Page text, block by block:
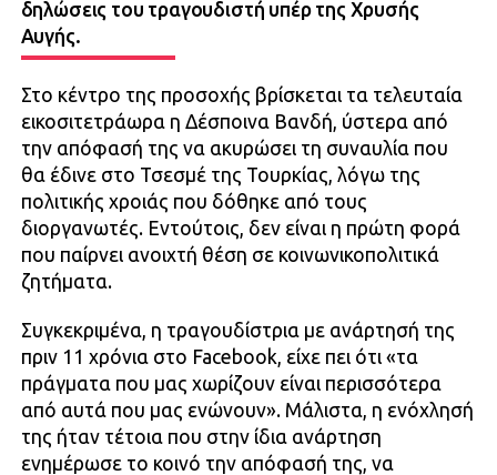
δηλώσεις του τραγουδιστή υπέρ της Χρυσής
Αυγής.
Στο κέντρο της προσοχής βρίσκεται τα τελευταία
εικοσιτετράωρα η Δέσποινα Βανδή, ύστερα από
την απόφασή της να ακυρώσει τη συναυλία που
θα έδινε στο Τσεσμέ της Τουρκίας, λόγω της
πολιτικής χροιάς που δόθηκε από τους
διοργανωτές. Εντούτοις, δεν είναι η πρώτη φορά
που παίρνει ανοιχτή θέση σε κοινωνικοπολιτικά
ζητήματα.
Συγκεκριμένα, η τραγουδίστρια με ανάρτησή της
πριν 11 χρόνια στο Facebook, είχε πει ότι «τα
πράγματα που μας χωρίζουν είναι περισσότερα
από αυτά που μας ενώνουν». Μάλιστα, η ενόχλησή
της ήταν τέτοια που στην ίδια ανάρτηση
ενημέρωσε το κοινό την απόφασή της, να